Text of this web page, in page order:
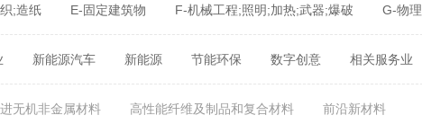
;造纸 E-固定建筑物 F-机械工程;照明;加热;武器;爆破 G-物理
新能源汽车 新能源 节能环保 数字创意 相关服务业
无机非金属材料 高性能纤维及制品和复合材料
前沿新材料